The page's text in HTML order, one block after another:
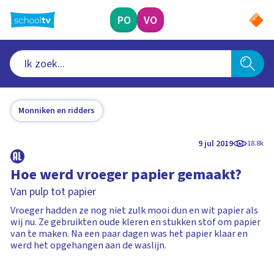
naar
hoofdinhoud
PO VO
Monniken en ridders
9 jul 2019 18.8k
Hoe werd vroeger papier gemaakt?
Van pulp tot papier
Vroeger hadden ze nog niet zulk mooi dun en wit papier als
wij nu. Ze gebruikten oude kleren en stukken stof om papier
van te maken. Na een paar dagen was het papier klaar en
werd het opgehangen aan de waslijn.